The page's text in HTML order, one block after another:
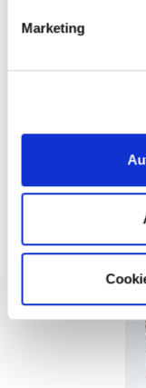
Marketing
Délégué à